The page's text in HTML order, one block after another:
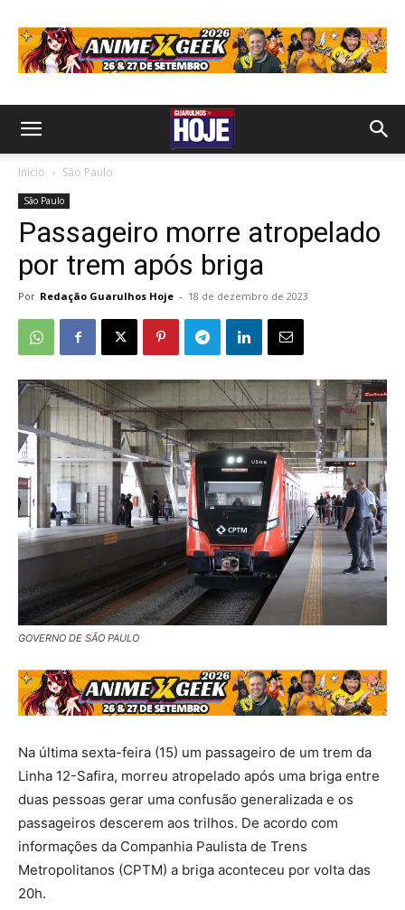
Início São Paulo
São Paulo
Passageiro morre atropelado
por trem após briga
Por Redação Guarulhos Hoje - 18 de dezembro de 2023
GOVERNO DE SÃO PAULO
Na última sexta-feira (15) um passageiro de um trem da
Linha 12-Safira, morreu atropelado após uma briga entre
duas pessoas gerar uma confusão generalizada e os
passageiros descerem aos trilhos. De acordo com
informações da Companhia Paulista de Trens
Metropolitanos (CPTM) a briga aconteceu por volta das
20h.